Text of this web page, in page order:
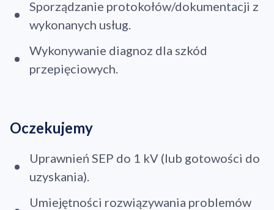
Sporządzanie protokołów/dokumentacji z
wykonanych usług.
Wykonywanie diagnoz dla szkód
przepięciowych.
Oczekujemy
Uprawnień SEP do 1 kV (lub gotowości do
uzyskania).
Umiejętności rozwiązywania problemów